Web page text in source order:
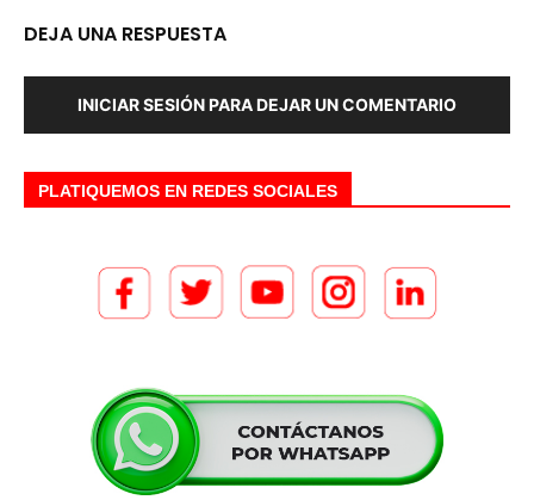
DEJA UNA RESPUESTA
INICIAR SESIÓN PARA DEJAR UN COMENTARIO
PLATIQUEMOS EN REDES SOCIALES